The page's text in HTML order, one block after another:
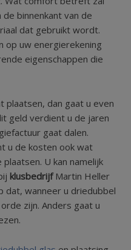
binnenkant van de
dat gebruikt wordt.
op uw energierekening
eigenschappen die
plaatsen, dan gaat u even
geld verdient u de jaren
gaat dalen.
u de kosten ook wat
U kan namelijk
klusbedrijfMartin Heller
dat, wanneer u driedubbel
zijn. Anders gaat u